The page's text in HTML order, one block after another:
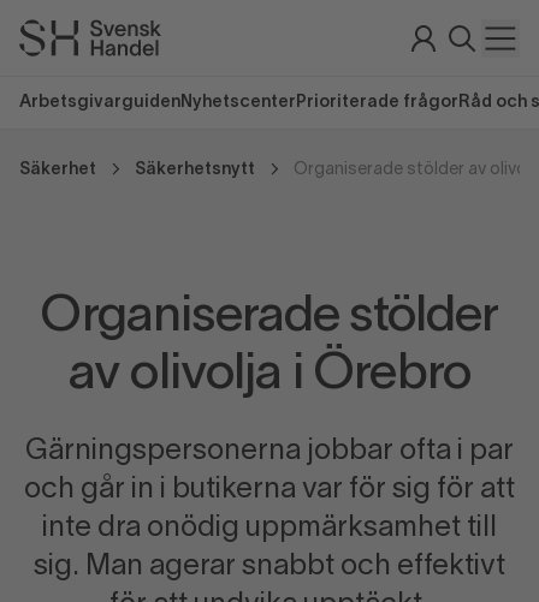
Arbetsgivarguiden Nyhetscenter Prioriterade frågor Råd och
Säkerhet Säkerhetsnytt Organiserade stölder av
Organiserade stölder
av olivolja i Örebro
Gärningspersonerna jobbar ofta i par
och går in i butikerna var för sig för att
inte dra onödig uppmärksamhet till
sig. Man agerar snabbt och effektivt